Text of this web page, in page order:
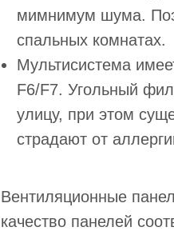
мимнимум шума.
спальных комнатах.
Мультисистема
F6/F7. Угольный
улицу, при этом
страдают от
Вентиляционные
качество панелей